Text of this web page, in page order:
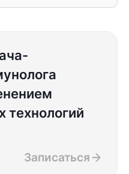
технологий
Записаться